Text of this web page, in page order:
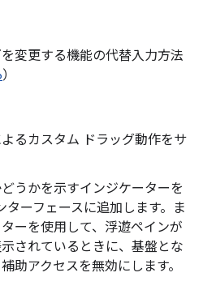
変更する機能の代替入力方法
）
るカスタム ドラッグ動作をサ
うかを示すインジケーターを
ターフェースに追加します。ま
ーを使用して、浮遊ペインが
されているときに、基盤とな
助アクセスを無効にします。